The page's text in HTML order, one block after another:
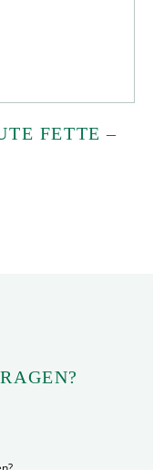
FETTE –